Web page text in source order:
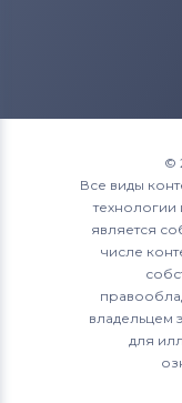
©
Все виды
является
числе
владельцем
для